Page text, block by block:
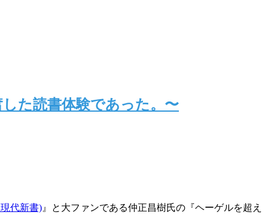
た読書体験であった。〜
代新書)』と大ファンである仲正昌樹氏の『ヘーゲルを超え